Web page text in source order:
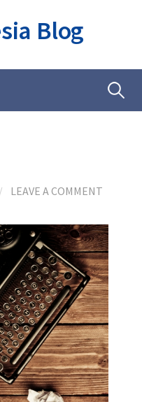
Blog
Ricerca
/ LEAVE A COMMENT